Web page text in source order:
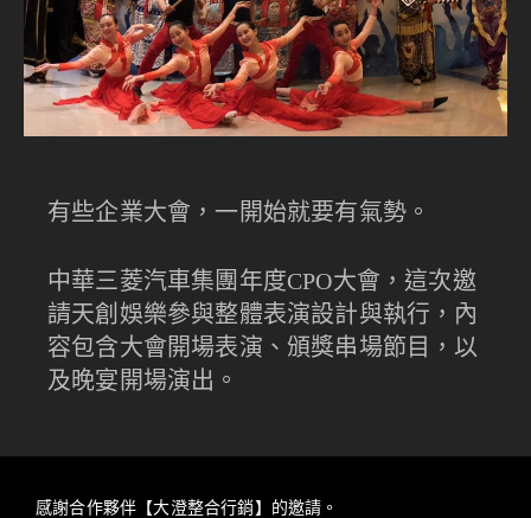
有些企業大會，一開始就要有氣勢。
中華三菱汽車集團年度CPO大會，這次邀
請天創娛樂參與整體表演設計與執行，內
容包含大會開場表演、頒獎串場節目，以
及晚宴開場演出。
感謝合作夥伴【大澄整合行銷】的邀請。